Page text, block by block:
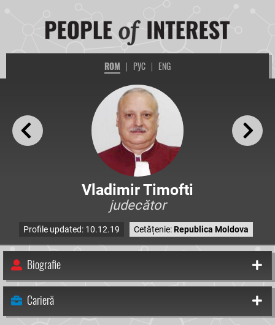
ROM | РУС | ENG
Vladimir Timofti
judecător
Profile updated: 10.12.19 Cetățenie:Republica Moldova
Biografie
Carieră